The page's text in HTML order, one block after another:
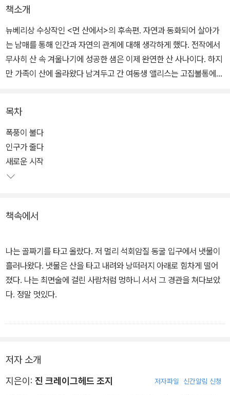
책소개
뉴베리상 수상작인 <먼 산에서>의 후속편. 자연과 동화되어 살아가
는 남매를 통해 인간과 자연의 관계에 대해 생각하게 했다. 전작에서
무사히 산 속 겨울나기에 성공한 샘은 이제 완연한 산 사나이다. 하지
만 가족이 산에 올라왔다 남겨두고 간 여동생 앨리스는 고집불통에
산속에 물레방앗간을 짓게하고, 나무 위에 집을 짓게하고, 전기까지
끌어 오려는 꼬마 동생. 설상가상으로 폭포를 찾아 떠난다는 쪽찌만
을 남기고 어디론가 떠나 버린다. 샘은 앨리스가 남겨놓은 힌트를 따
라 언제 어디서 사고를 칠지 모르는 여동생을 찾아 나선다.
목차
폭풍이 불다
인구가 줄다
새로운 시작
책속에서
나는 골짜기를 타고 올랐다. 저 멀리 석회암질 동굴 입구에서 냇물이
흘러나왔다. 냇물은 산을 타고 내려와 낭떠러지 아래로 힘차게 떨어
졌다. 나는 최면술에 걸린 사람처럼 멍하니 서서 그 경관을 쳐다보았
다. 정말 멋있다.
앨리스가 비록 이 폭포를 보러 이곳에 온 건 아니지만 아무튼 내가 여
다.
저자 소개
지은이: 진 크레이그헤드 조지 저자파일 신간알림 신청